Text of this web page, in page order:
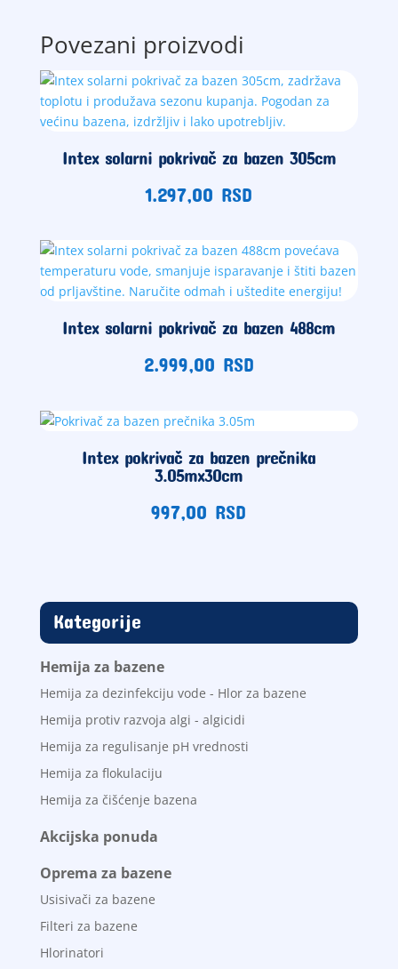
Povezani proizvodi
Intex solarni pokrivač za bazen 305cm
1.297,00 RSD
Intex solarni pokrivač za bazen 488cm
2.999,00 RSD
Intex pokrivač za bazen prečnika
3.05mx30cm
997,00 RSD
Kategorije
Hemija za bazene
Hemija za dezinfekciju vode - Hlor za bazene
Hemija protiv razvoja algi - algicidi
Hemija za regulisanje pH vrednosti
Hemija za flokulaciju
Hemija za čišćenje bazena
Akcijska ponuda
Oprema za bazene
Usisivači za bazene
Filteri za bazene
Hlorinatori